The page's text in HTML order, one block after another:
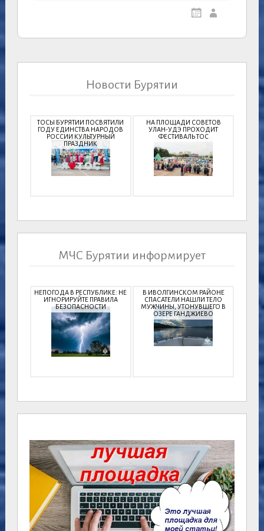
Новости Бурятии
ТОСЫ БУРЯТИИ ПОСВЯТИЛИ
ГОДУ ЕДИНСТВА НАРОДОВ
РОССИИ КУЛЬТУРНЫЙ
ПРАЗДНИК
НА ПЛОЩАДИ СОВЕТОВ
УЛАН-УДЭ ПРОХОДИТ
ФЕСТИВАЛЬ ТОС
МЧС Бурятии информирует
НЕПОГОДА В РЕСПУБЛИКЕ: НЕ
ИГНОРИРУЙТЕ ПРАВИЛА
БЕЗОПАСНОСТИ
В ИВОЛГИНСКОМ РАЙОНЕ
СПАСАТЕЛИ НАШЛИ ТЕЛО
МУЖЧИНЫ, УТОНУВШЕГО В
ОЗЕРЕ ГАНДЖИЕВО